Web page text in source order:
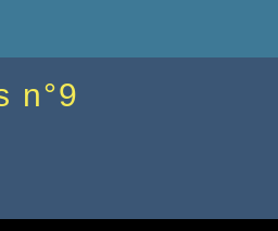
n°9